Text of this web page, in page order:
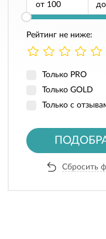
от до
Рейтинг не ниже:
Только PRO
Только GOLD
Только с
Сбросить